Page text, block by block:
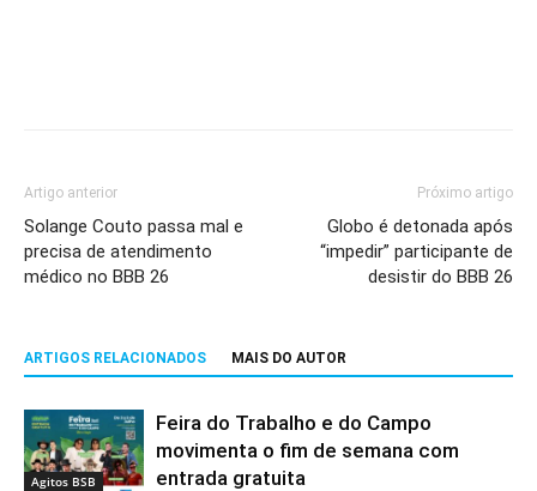
Artigo anterior
Solange Couto passa mal e
precisa de atendimento
médico no BBB 26
Próximo artigo
Globo é detonada após
“impedir” participante de
desistir do BBB 26
ARTIGOS RELACIONADOS MAIS DO AUTOR
Agitos BSB
Feira do Trabalho e do Campo
movimenta o fim de semana com
entrada gratuita